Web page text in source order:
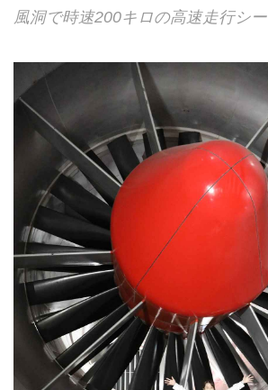
風洞で時速200キロの高速走行シ